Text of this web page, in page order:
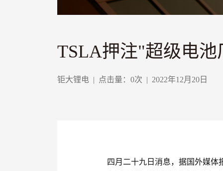
TSLA押注"超级电
钜大锂电 | 点击量： 0次 | 2022年12月20日
四月二十九日消息，据国外媒体